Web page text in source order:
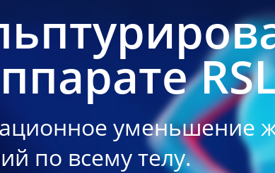
уменьшение
по всему телу.